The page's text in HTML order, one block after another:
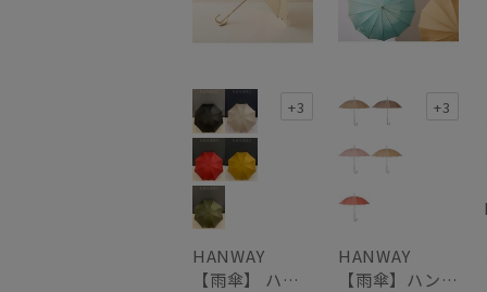
+3
HANWAY
【雨傘】 ハンウェイ （HANWAY） Couturier クチュリエ 長傘 日本製
+3
HANWAY
【雨傘】ハンウェイ （HANWAY ）真田耳（サナダミミ）長傘 日本製 カーボン骨